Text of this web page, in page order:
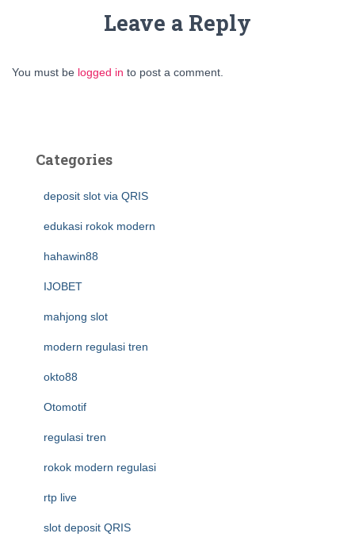
Leave a Reply
You must be logged in to post a comment.
Categories
deposit slot via QRIS
edukasi rokok modern
hahawin88
IJOBET
mahjong slot
modern regulasi tren
okto88
Otomotif
regulasi tren
rokok modern regulasi
rtp live
slot deposit QRIS